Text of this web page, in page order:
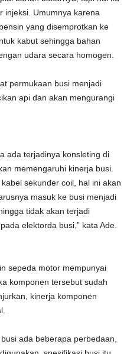
injeksi. Umumnya karena
yang disemprotkan ke
kabut sehingga bahan
udara secara homogen.
permukaan busi menjadi
api dan akan mengurangi
ada terjadinya konsleting di
memengaruhi kinerja busi.
sekunder coil, hal ini akan
masuk ke busi menjadi
tidak akan terjadi
elektorda busi,” kata Ade.
sepeda motor mempunyai
komponen tersebut sudah
kinerja komponen
ada beberapa perbedaan,